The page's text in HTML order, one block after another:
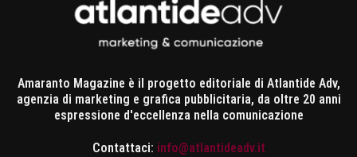
Amaranto Magazine è il progetto editoriale di Atlantide Adv,
agenzia di marketing e grafica pubblicitaria, da oltre 20 anni
espressione d'eccellenza nella comunicazione
Contattaci: info@atlantideadv.it